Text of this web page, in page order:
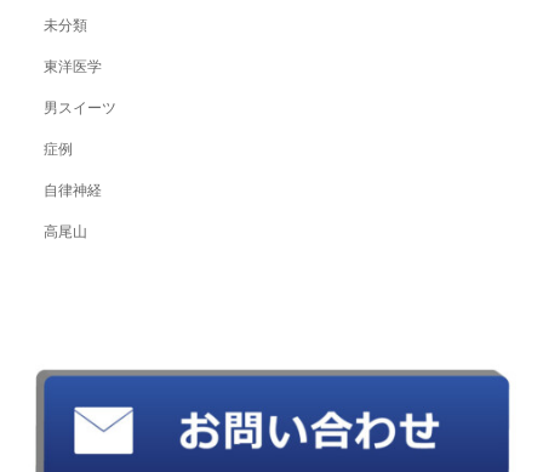
未分類
東洋医学
男スイーツ
症例
自律神経
高尾山